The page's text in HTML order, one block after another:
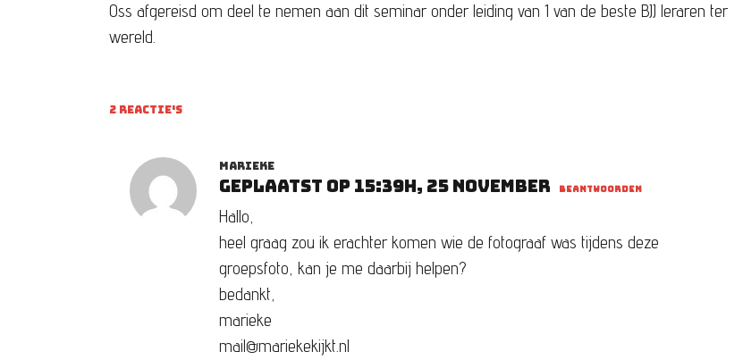
Oss afgereisd om deel te nemen aan dit seminar onder leiding van 1 van de beste BJJ leraren ter
wereld.
2 REACTIE'S
MARIEKE
Geplaatst op 15:39h, 25 november BEANTWOORDEN
Hallo,
heel graag zou ik erachter komen wie de fotograaf was tijdens deze
groepsfoto, kan je me daarbij helpen?
bedankt,
marieke
mail@mariekekijkt.nl